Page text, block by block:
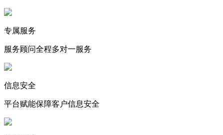
专属服务
服务顾问全程多对一服务
信息安全
平台赋能保障客户信息安全